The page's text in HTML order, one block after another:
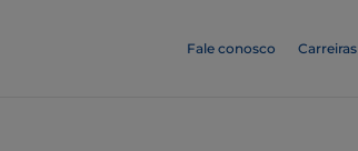
Fale conosco Carreiras